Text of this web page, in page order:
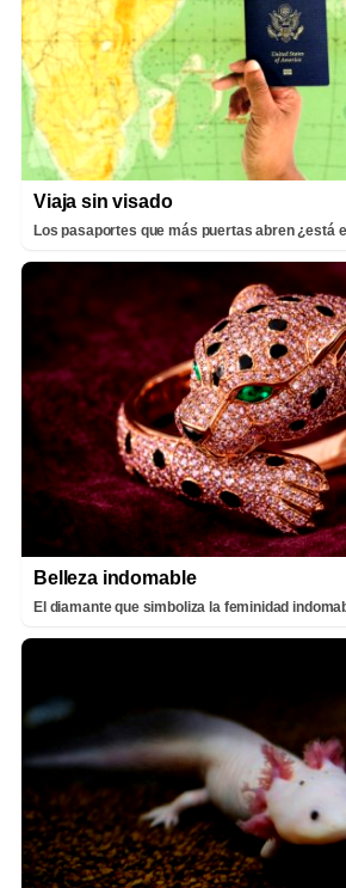
Viaja sin visado
Los pasaportes que más puertas abren ¿está
Belleza indomable
El diamante que simboliza la feminidad